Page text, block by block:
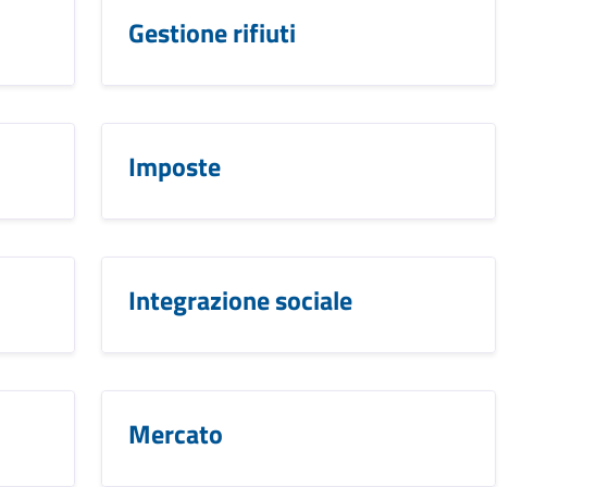
Gestione rifiuti
Imposte
Integrazione sociale
Mercato